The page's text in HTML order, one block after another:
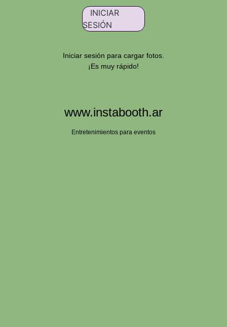
INICIAR
SESIÓN
Iniciar sesión para cargar fotos.
¡Es muy rápido!
www.instabooth.ar
Entretenimientos para eventos